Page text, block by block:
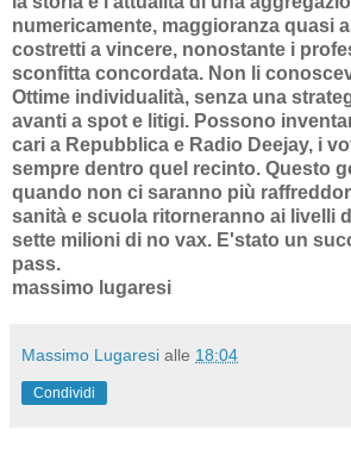
numericamente, maggioranza quasi
costretti a vincere, nonostante i
sconfitta concordata. Non li
Ottime individualità, senza una
avanti a spot e litigi. Possono
cari a Repubblica e Radio Deejay, i
sempre dentro quel recinto. Questo
quando non ci saranno più
sanità e scuola ritorneranno ai livelli
sette milioni di no vax. E'stato un
pass.
massimo lugaresi
Massimo Lugaresi alle 18:04
Condividi